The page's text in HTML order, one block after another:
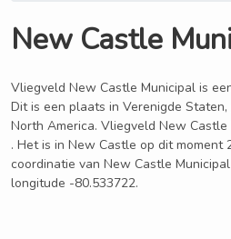
New Castle
Vliegveld New Castle Municipal is
Dit is een plaats in Verenigde
North America. Vliegveld New
. Het is in New Castle op dit moment
coordinatie van New Castle
longitude -80.533722.